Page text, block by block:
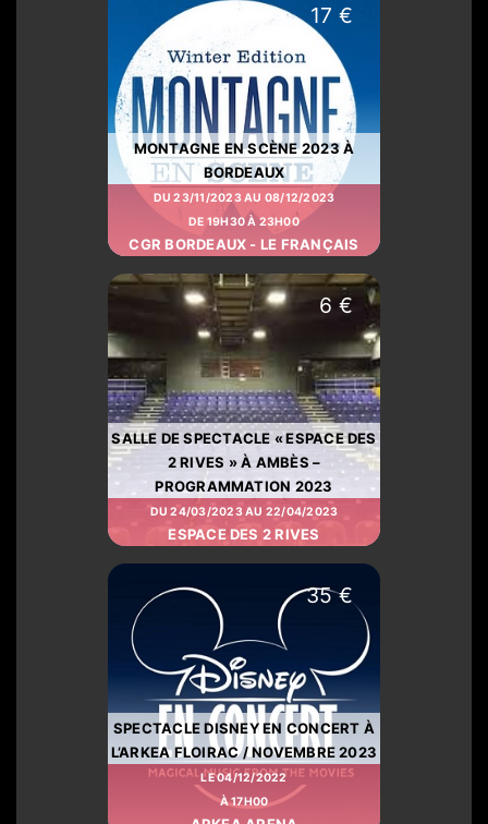
17 €
MONTAGNE EN SCÈNE 2023 À
BORDEAUX
DU 23/11/2023 AU 08/12/2023
DE 19H30 À 23H00
CGR BORDEAUX - LE FRANÇAIS
6 €
SALLE DE SPECTACLE « ESPACE DES
2 RIVES » À AMBÈS –
PROGRAMMATION 2023
DU 24/03/2023 AU 22/04/2023
ESPACE DES 2 RIVES
35 €
SPECTACLE DISNEY EN CONCERT À
L’ARKEA FLOIRAC / NOVEMBRE 2023
LE 04/12/2022
À 17H00